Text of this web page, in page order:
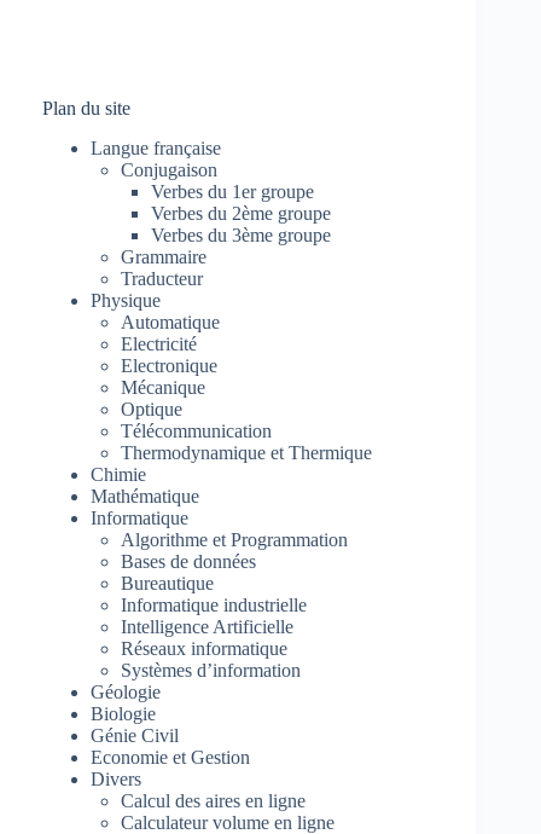
Plan du site
Langue française
Conjugaison
Verbes du 1er groupe
Verbes du 2ème groupe
Verbes du 3ème groupe
Grammaire
Traducteur
Physique
Automatique
Electricité
Electronique
Mécanique
Optique
Télécommunication
Thermodynamique et Thermique
Chimie
Mathématique
Informatique
Algorithme et Programmation
Bases de données
Bureautique
Informatique industrielle
Intelligence Artificielle
Réseaux informatique
Systèmes d’information
Géologie
Biologie
Génie Civil
Economie et Gestion
Divers
Calcul des aires en ligne
Calculateur volume en ligne